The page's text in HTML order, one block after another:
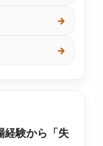
→
→
経験から「失